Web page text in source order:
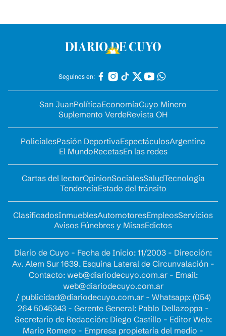
Seguinos en:
San JuanPolíticaEconomíaCuyo Minero
Suplemento VerdeRevista OH
PolicialesPasión DeportivaEspectáculosArgentina
El MundoRecetasEn las redes
Cartas del lectorOpinionSocialesSaludTecnología
TendenciaEstado del tránsito
ClasificadosInmueblesAutomotoresEmpleosServicios
Avisos Fúnebres y MisasEdictos
Diario de Cuyo - Fecha de Inicio: 11/2003 - Dirección:
Av. Alem Sur 1639. Esquina Lateral de Circunvalación -
Contacto: web@diariodecuyo.com.ar- Email:
web@diariodecuyo.com.ar
/ publicidad@diariodecuyo.com.ar- Whatsapp: (054)
264 5045343 - Gerente General: Pablo Dellazoppa -
Secretario de Redacción: Diego Castillo - Editor Web:
Mario Romero - Empresa propietaria del medio -